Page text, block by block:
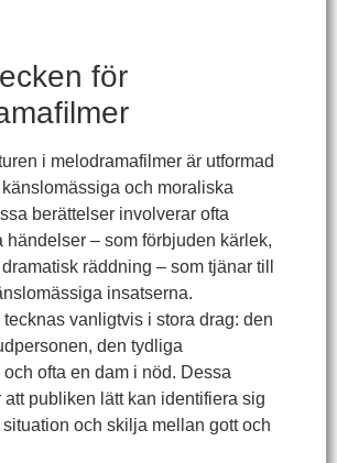
för
i melodramafilmer är utformad
och moraliska
berättelser involverar ofta
händelser – som förbjuden kärlek,
räddning – som tjänar till
insatserna.
tecknas vanligtvis i stora drag: den
den tydliga
ofta en dam i nöd. Dessa
att publiken lätt kan identifiera sig
och skilja mellan gott och